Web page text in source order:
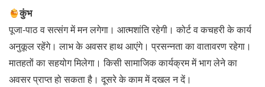
कुंभ
पूजा-पाठ व सत्संग में मन लगेगा। आत्मशांति रहेगी। कोर्ट व कचहरी के कार्य
अनुकूल रहेंगे। लाभ के अवसर हाथ आएंगे। प्रसन्नता का वातावरण रहेगा।
मातहतों का सहयोग मिलेगा। किसी सामाजिक कार्यक्रम में भाग लेने का
अवसर प्राप्त हो सकता है। दूसरे के काम में दखल न दें।